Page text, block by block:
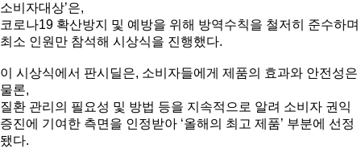
소비자대상’은,
코로나19 확산방지 및 예방을 위해 방역수칙을 철저히 준수하며
최소 인원만 참석해 시상식을 진행했다.
이 시상식에서 판시딜은, 소비자들에게 제품의 효과와 안전성은
물론,
질환 관리의 필요성 및 방법 등을 지속적으로 알려 소비자 권익
증진에 기여한 측면을 인정받아 ‘올해의 최고 제품’ 부분에 선정
됐다.